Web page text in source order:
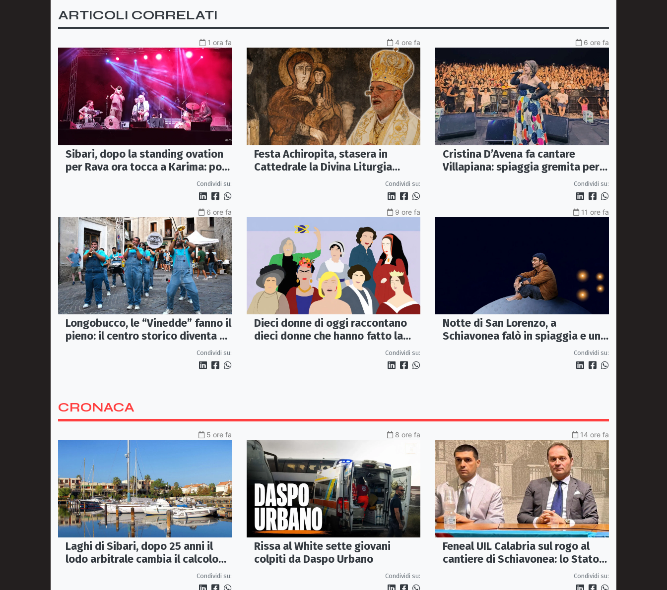
ARTICOLI CORRELATI
1 ora fa
Sibari, dopo la standing ovation
per Rava ora tocca a Karima: poi
Condividi su:
4 ore fa
Festa Achiropita, stasera in
Cattedrale la Divina Liturgia
Condividi su:
6 ore fa
Cristina D’Avena fa cantare
Villapiana: spiaggia gremita per il
Condividi su:
6 ore fa
Longobucco, le “Vinedde” fanno il
pieno: il centro storico diventa un
grande teatro a cielo apertoCondividi su:
9 ore fa
Dieci donne di oggi raccontano
dieci donne che hanno fatto la
Condividi su:
11 ore fa
Notte di San Lorenzo, a
Schiavonea falò in spiaggia e un
Condividi su:
CRONACA
5 ore fa
Laghi di Sibari, dopo 25 anni il
lodo arbitrale cambia il calcolo
Condividi su:
8 ore fa
Rissa al White sette giovani
colpiti da Daspo Urbano
Condividi su:
14 ore fa
Feneal UIL Calabria sul rogo al
cantiere di Schiavonea: lo Stato
rafforzi i presìdi di legalitàCondividi su: